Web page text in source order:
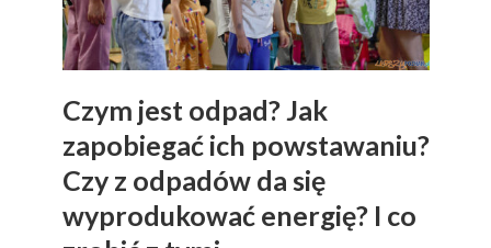
Czym jest odpad? Jak
zapobiegać ich powstawaniu?
Czy z odpadów da się
wyprodukować energię? I co